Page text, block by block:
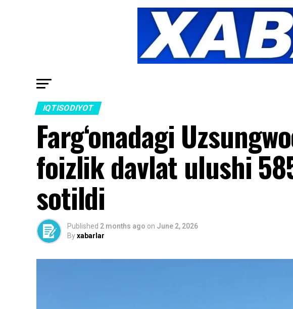
IQTISODIYOT
Farg‘onadagi
foizlik davlat ulushi
sotildi
Published 2 months ago on June 2, 2026
Byxabarlar